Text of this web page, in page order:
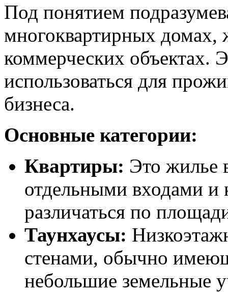
Под понятием
многоквартирных домах,
коммерческих объектах.
использоваться для
бизнеса.
Основные категории:
Квартиры: Это жилье
отдельными входами
различаться по
Таунхаусы:
стенами, обычно
небольшие земельные